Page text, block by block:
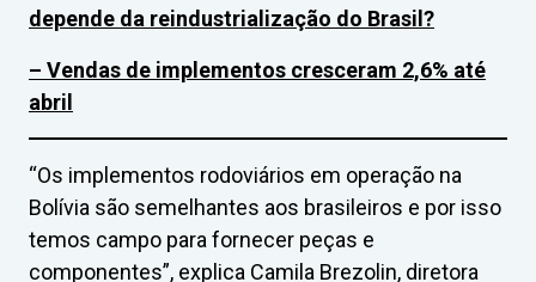
depende da reindustrialização do Brasil?
– Vendas de implementos cresceram 2,6% até
abril
“Os implementos rodoviários em operação na
Bolívia são semelhantes aos brasileiros e por isso
temos campo para fornecer peças e
componentes”, explica Camila Brezolin, diretora